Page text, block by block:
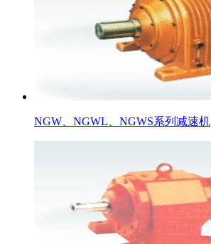
NGW、NGWL、NGWS系列减速机